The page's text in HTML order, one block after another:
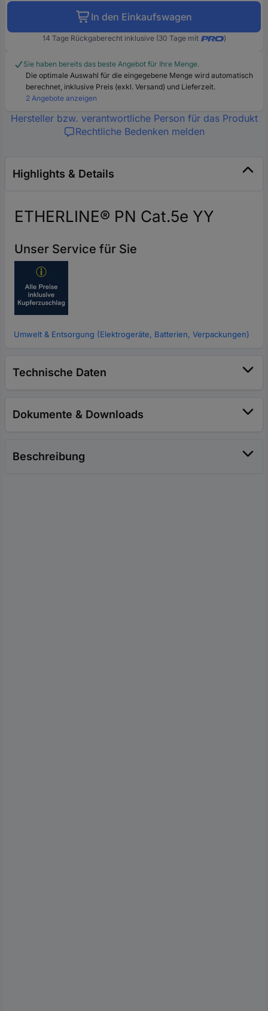
In den Einkaufswagen
14 Tage Rückgaberecht inklusive (30 Tage mit )
Sie haben bereits das beste Angebot für Ihre Menge.
Die optimale Auswahl für die eingegebene Menge wird automatisch
berechnet, inklusive Preis (exkl. Versand) und Lieferzeit.
2 Angebote anzeigen
Hersteller bzw. verantwortliche Person für das Produkt
Rechtliche Bedenken melden
Highlights & Details
ETHERLINE® PN Cat.5e YY
Unser Service für Sie
Umwelt & Entsorgung (Elektrogeräte, Batterien, Verpackungen)
Technische Daten
Dokumente & Downloads
Beschreibung